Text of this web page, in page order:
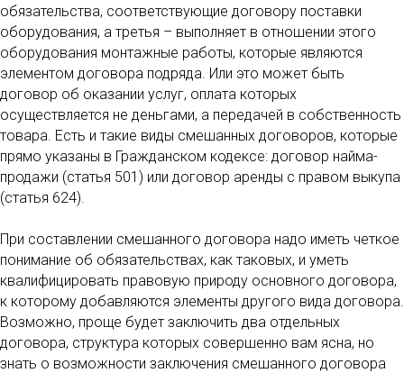
обязательства, соответствующие договору поставки
оборудования, а третья – выполняет в отношении этого
оборудования монтажные работы, которые являются
элементом договора подряда. Или это может быть
договор об оказании услуг, оплата которых
осуществляется не деньгами, а передачей в собственность
товара. Есть и такие виды смешанных договоров, которые
прямо указаны в Гражданском кодексе: договор найма-
продажи (статья 501) или договор аренды с правом выкупа
(статья 624).
При составлении смешанного договора надо иметь четкое
понимание об обязательствах, как таковых, и уметь
квалифицировать правовую природу основного договора,
к которому добавляются элементы другого вида договора.
Возможно, проще будет заключить два отдельных
договора, структура которых совершенно вам ясна, но
знать о возможности заключения смешанного договора